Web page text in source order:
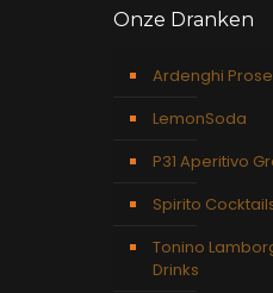
Onze Dranken
Ardenghi
LemonSoda
P31 Aperitivo
Spirito
Tonino
Drinks